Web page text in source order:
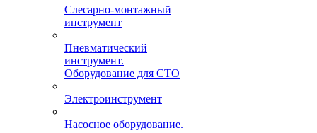
Слесарно-монтажный
инструмент
Пневматический
инструмент.
Оборудование для СТО
Электроинструмент
Насосное оборудование.